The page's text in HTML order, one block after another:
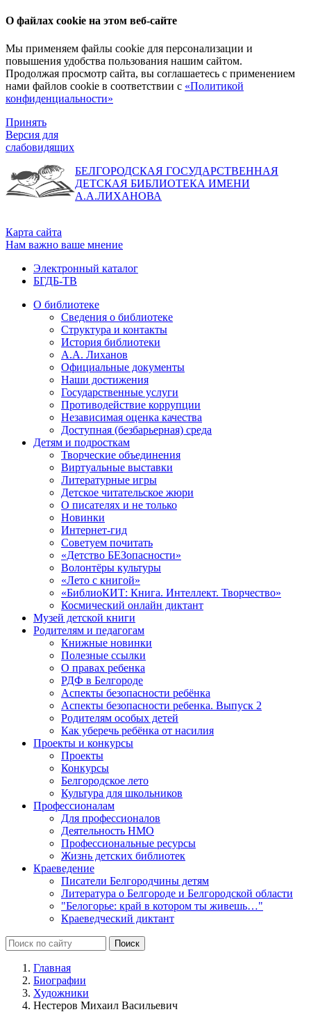
О файлах cookie на этом веб-сайте
Мы применяем файлы cookie для персонализации и
повышения удобства пользования нашим сайтом.
Продолжая просмотр сайта, вы соглашаетесь с применением
нами файлов cookie в соответствии с «Политикой
конфиденциальности»
Принять
Версия для
слабовидящих
БЕЛГОРОДСКАЯ ГОСУДАРСТВЕННАЯ
ДЕТСКАЯ БИБЛИОТЕКА ИМЕНИ
А.А.ЛИХАНОВА
Карта сайта
Нам важно ваше мнение
Электронный каталог
БГДБ-ТВ
О библиотеке
Сведения о библиотеке
Структура и контакты
История библиотеки
А.А. Лиханов
Официальные документы
Наши достижения
Государственные услуги
Противодействие коррупции
Независимая оценка качества
Доступная (безбарьерная) среда
Детям и подросткам
Творческие объединения
Виртуальные выставки
Литературные игры
Детское читательское жюри
О писателях и не только
Новинки
Интернет-гид
Советуем почитать
«Детство БЕЗопасности»
Волонтёры культуры
«Лето с книгой»
«БиблиоКИТ: Книга. Интеллект. Творчество»
Космический онлайн диктант
Музей детской книги
Родителям и педагогам
Книжные новинки
Полезные ссылки
О правах ребенка
РДФ в Белгороде
Аспекты безопасности ребёнка
Аспекты безопасности ребенка. Выпуск 2
Родителям особых детей
Как уберечь ребёнка от насилия
Проекты и конкурсы
Проекты
Конкурсы
Белгородское лето
Культура для школьников
Профессионалам
Для профессионалов
Деятельность НМО
Профессиональные ресурсы
Жизнь детских библиотек
Краеведение
Писатели Белгородчины детям
Литература о Белгороде и Белгородской области
"Белогорье: край в котором ты живешь…"
Краеведческий диктант
Главная
Биографии
Художники
Нестеров Михаил Васильевич